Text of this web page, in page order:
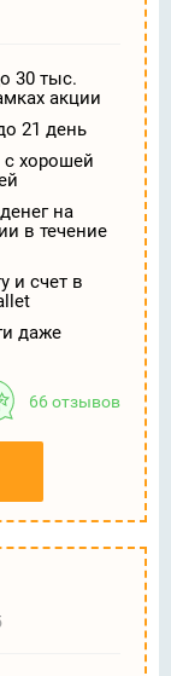
30 тыс.
акции
21 день
хорошей
на
в течение
и счет в
даже
66 отзывов